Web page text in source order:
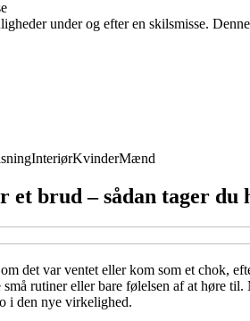
under og efter en skilsmisse.
InteriørKvinderMænd
et brud – sådan tager du
det var ventet eller kom som et chok,
rutiner eller bare følelsen af at høre
i den nye virkelighed.